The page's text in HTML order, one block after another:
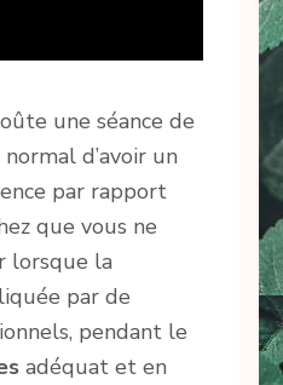
une séance de
d’avoir un
par rapport
que vous ne
lorsque la
par de
pendant le
adéquat et en